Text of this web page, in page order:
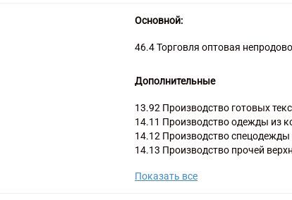
Основной:
46.4 Торговля оптовая
Дополнительные
13.92 Производство готовых
14.11 Производство одежды из
14.12 Производство спецодежды
14.13 Производство прочей
46.1 Торговля оптовая за
Показать все